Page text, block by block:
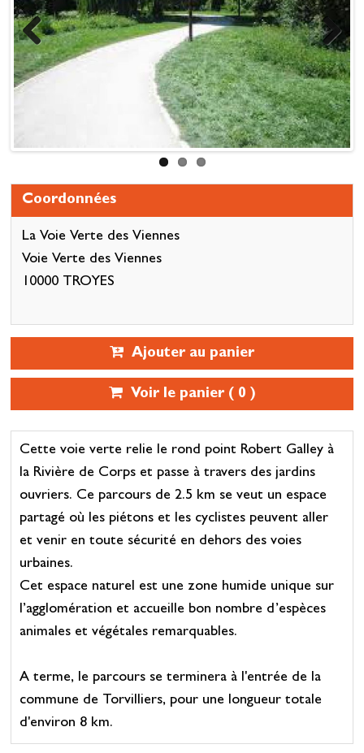
Previous Next
Coordonnées
La Voie Verte des Viennes
Voie Verte des Viennes
10000 TROYES
Ajouter au panier
Voir le panier ( 0 )
Cette voie verte relie le rond point Robert Galley à
la Rivière de Corps et passe à travers des jardins
ouvriers. Ce parcours de 2.5 km se veut un espace
partagé où les piétons et les cyclistes peuvent aller
et venir en toute sécurité en dehors des voies
urbaines.
Cet espace naturel est une zone humide unique sur
l’agglomération et accueille bon nombre d’espèces
animales et végétales remarquables.
A terme, le parcours se terminera à l'entrée de la
commune de Torvilliers, pour une longueur totale
d'environ 8 km.